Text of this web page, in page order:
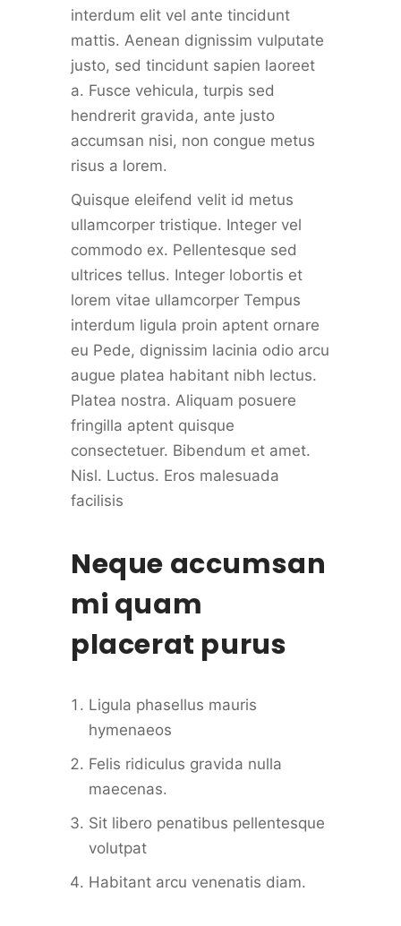
interdum elit vel ante tincidunt
mattis. Aenean dignissim vulputate
justo, sed tincidunt sapien laoreet
a. Fusce vehicula, turpis sed
hendrerit gravida, ante justo
accumsan nisi, non congue metus
risus a lorem.
Quisque eleifend velit id metus
ullamcorper tristique. Integer vel
commodo ex. Pellentesque sed
ultrices tellus. Integer lobortis et
lorem vitae ullamcorper Tempus
interdum ligula proin aptent ornare
eu Pede, dignissim lacinia odio arcu
augue platea habitant nibh lectus.
Platea nostra. Aliquam posuere
fringilla aptent quisque
consectetuer. Bibendum et amet.
Nisl. Luctus. Eros malesuada
facilisis
Neque accumsan
mi quam
placerat purus
Ligula phasellus mauris
hymenaeos
Felis ridiculus gravida nulla
maecenas.
Sit libero penatibus pellentesque
volutpat
Habitant arcu venenatis diam.